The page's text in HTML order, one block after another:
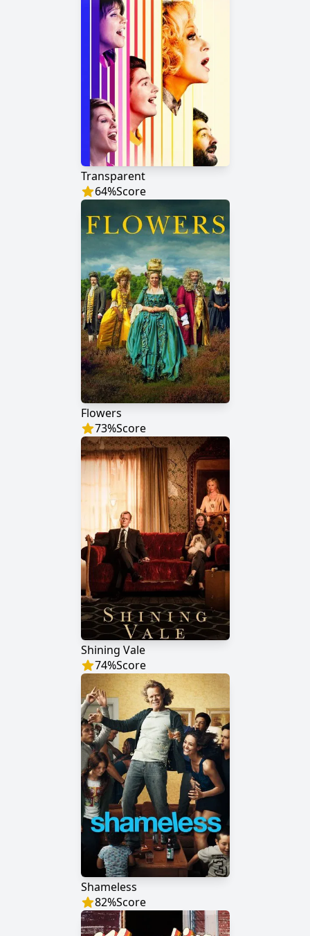
Transparent
64%Score
Flowers
73%Score
Shining Vale
74%Score
Shameless
82%Score